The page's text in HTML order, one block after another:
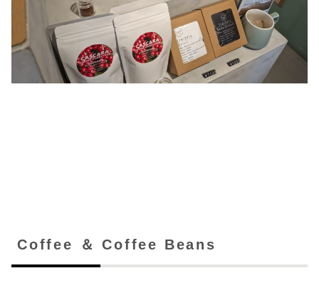
Coffee ＆ Coffee Beans